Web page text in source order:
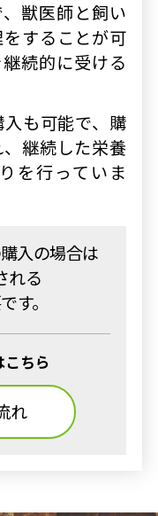
獣医師と飼い
することが可
続的に受ける
も可能で、購
継続した栄養
を行っていま
入の場合は
れる
す。
ちら
れ